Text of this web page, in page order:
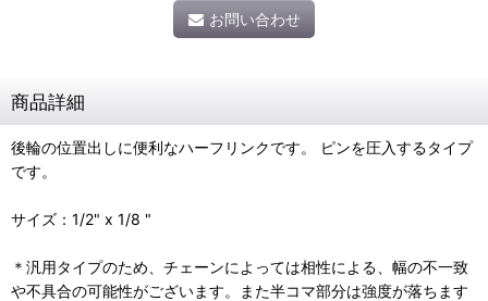
お問い合わせ
商品詳細
後輪の位置出しに便利なハーフリンクです。 ピンを圧入するタイプ
です。
サイズ：1/2" x 1/8 "
＊汎用タイプのため、チェーンによっては相性による、幅の不一致
や不具合の可能性がございます。また半コマ部分は強度が落ちます